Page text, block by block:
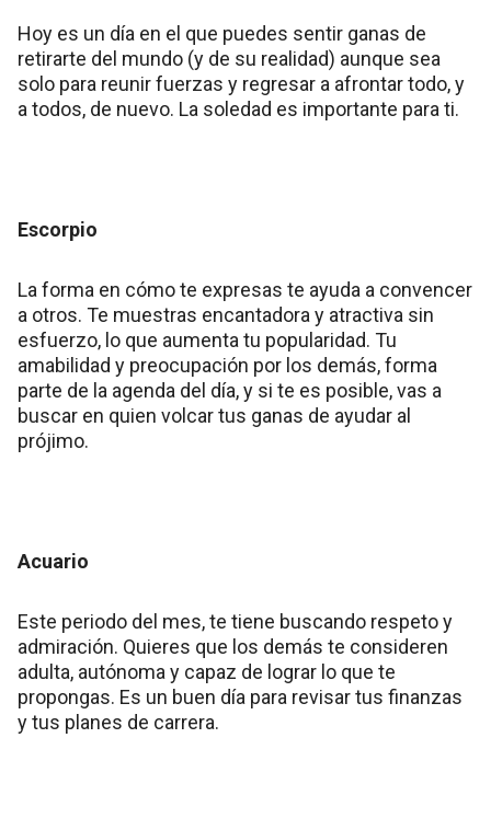
Hoy es un día en el que puedes sentir ganas de
retirarte del mundo (y de su realidad) aunque sea
solo para reunir fuerzas y regresar a afrontar todo, y
a todos, de nuevo. La soledad es importante para ti.
Escorpio
La forma en cómo te expresas te ayuda a convencer
a otros. Te muestras encantadora y atractiva sin
esfuerzo, lo que aumenta tu popularidad. Tu
amabilidad y preocupación por los demás, forma
parte de la agenda del día, y si te es posible, vas a
buscar en quien volcar tus ganas de ayudar al
prójimo.
Acuario
Este periodo del mes, te tiene buscando respeto y
admiración. Quieres que los demás te consideren
adulta, autónoma y capaz de lograr lo que te
propongas. Es un buen día para revisar tus finanzas
y tus planes de carrera.